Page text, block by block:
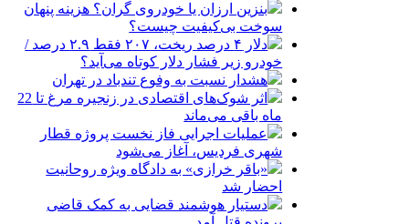
بنزین ارزان یا خودروی گران؟ هزینه پنهان
سوخت بی‌کیفیت چیست؟
دلار ۴ درصد ریخت، ۲۰۷ فقط ۲.۹ درصد /
خودرو زیر فشار دلار کوتاه می‌آید؟
هشدار نسبت به وفوع تندباد در تهران
اثر شوک‌های اقتصادی در زنجیره مرغ تا 22
ماه باقی می‌ماند
عملیات اجرایی فاز نخست پروژه قطار
شهری فردیس، آغاز می‌شود
«باقر خرازی» به دادگاه ویژه روحانیت
احضار شد
دستیار هوشمند قضایی به کمک قاضی